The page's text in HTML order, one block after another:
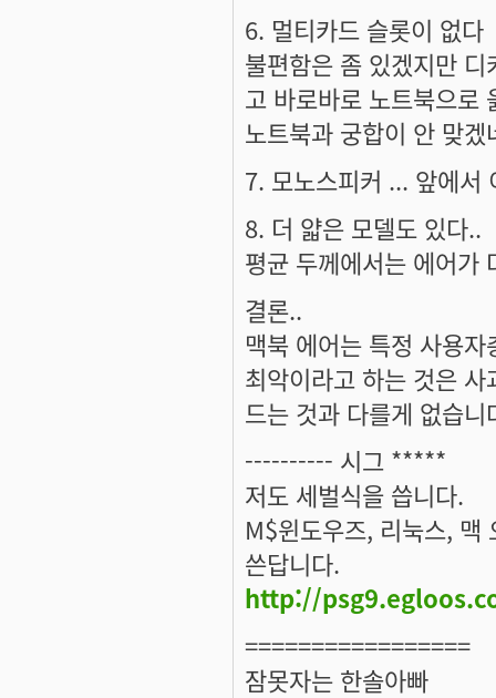
6. 멀티카드 슬롯이 없다
불편함은 좀 있겠지만
고 바로바로 노트북으로
노트북과 궁합이 안 맞겠
7. 모노스피커 ... 앞에서
8. 더 얇은 모델도 있다..
평균 두께에서는 에어가
결론..
맥북 에어는 특정 사용
최악이라고 하는 것은
드는 것과 다를게 없습
---------- 시그 *****
저도 세벌식을 씁니다.
M$윈도우즈, 리눅스, 맥
쓴답니다.
http://
=================
잠못자는 한솔아빠